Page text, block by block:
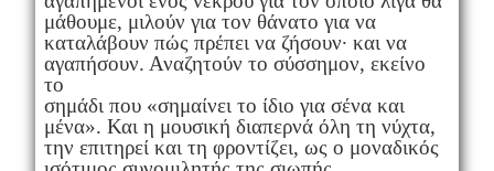
μάθουμε, μιλούν για τον θάνατο για να
καταλάβουν πώς πρέπει να ζήσουν· και να
αγαπήσουν. Αναζητούν το σύσσημον, εκείνο
το
σημάδι που «σημαίνει το ίδιο για σένα και
μένα». Και η μουσική διαπερνά όλη τη νύχτα,
την επιτηρεί και τη φροντίζει, ως ο μοναδικός